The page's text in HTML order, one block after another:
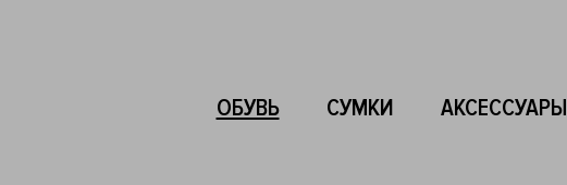
ОБУВЬ СУМКИ АКСЕССУАРЫ